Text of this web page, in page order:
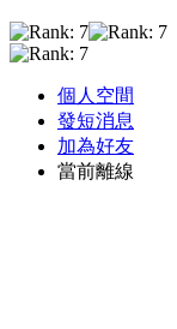
個人空間
發短消息
加為好友
當前離線